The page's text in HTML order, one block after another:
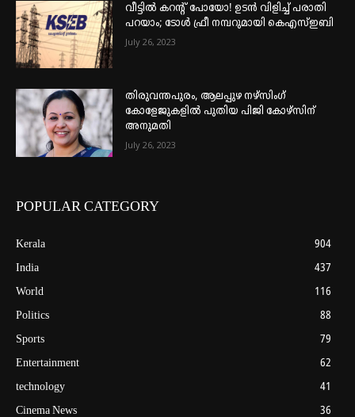
വീട്ടില്‍ കറന്റ് പോയോ! ഉടന്‍ വിളിച്ച് പരാതി
പറയാം; ടോള്‍ ഫ്രീ നമ്പറുമായി കെഎസ്ഇബി
July 26, 2023
തിരുവന്തപുരം, ആലപ്പുഴ നഴ്‌സിംഗ്
കോളേജുകളില്‍ പുതിയ പിജി കോഴ്‌സിന്
അനുമതി
July 26, 2023
POPULAR CATEGORY
Kerala
904
India
437
World
116
Politics
88
Sports
79
Entertainment
62
technology
41
Cinema News
36